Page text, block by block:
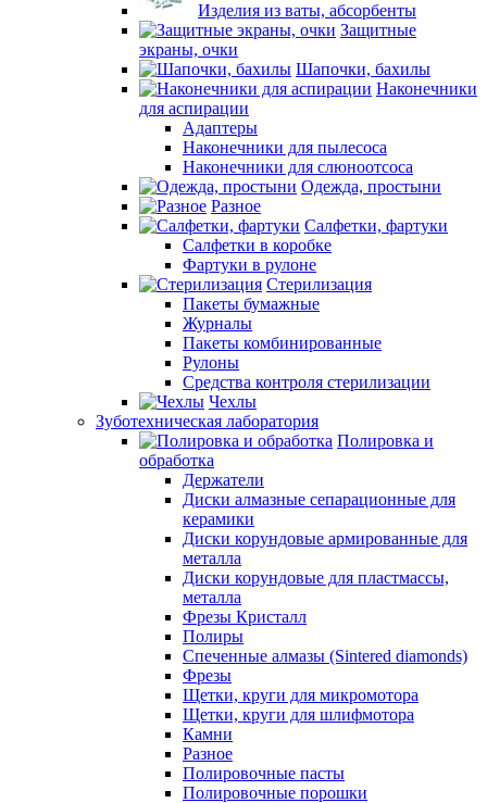
Изделия из ваты, абсорбенты
Защитные
экраны, очки
Шапочки, бахилы
Наконечники
для аспирации
Адаптеры
Наконечники для пылесоса
Наконечники для слюноотсоса
Одежда, простыни
Разное
Салфетки, фартуки
Салфетки в коробке
Фартуки в рулоне
Стерилизация
Пакеты бумажные
Журналы
Пакеты комбинированные
Рулоны
Средства контроля стерилизации
Чехлы
Зуботехническая лаборатория
Полировка и
обработка
Держатели
Диски алмазные сепарационные для
керамики
Диски корундовые армированные для
металла
Диски корундовые для пластмассы,
металла
Фрезы Кристалл
Полиры
Спеченные алмазы (Sintered diamonds)
Фрезы
Щетки, круги для микромотора
Щетки, круги для шлифмотора
Камни
Разное
Полировочные пасты
Полировочные порошки